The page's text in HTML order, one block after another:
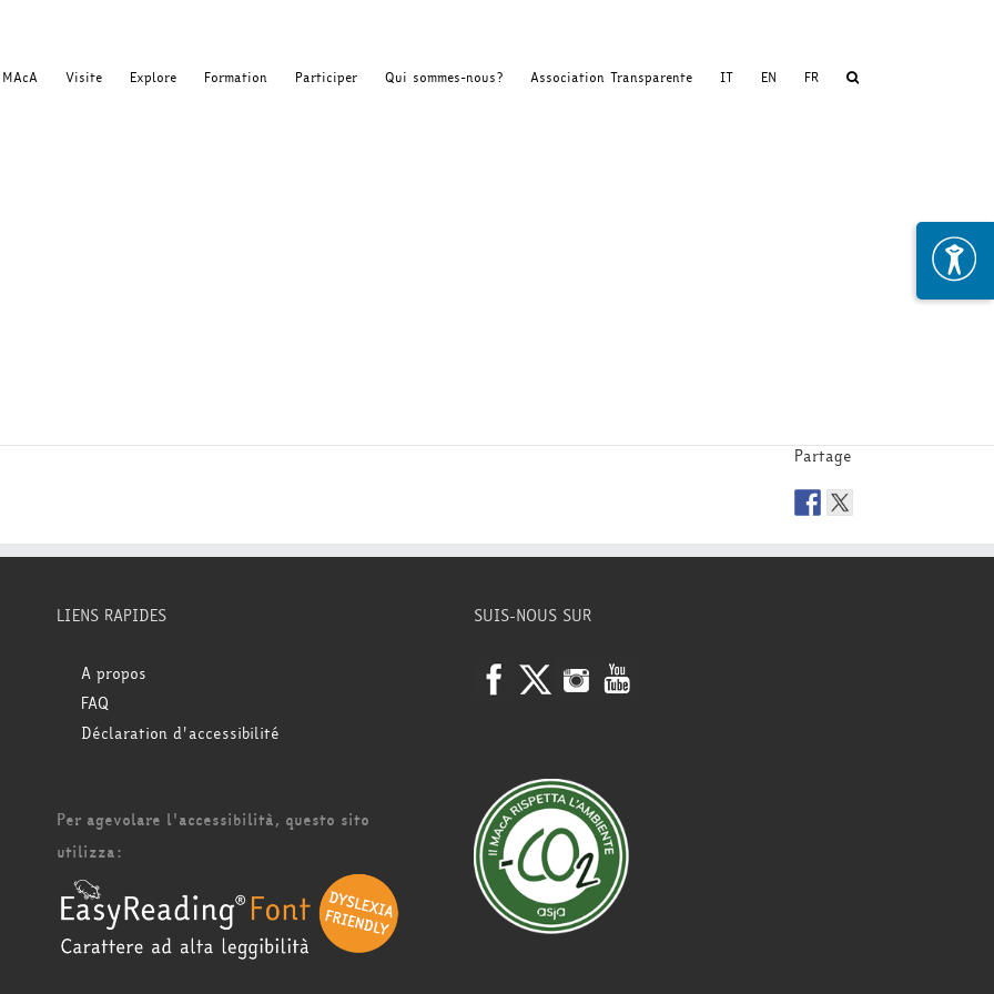
MAcA Visite Explore Formation Participer Qui sommes-nous? Association Transparente IT EN FR
Partage
LIENS RAPIDES
A propos
FAQ
Déclaration d'accessibilité
Per agevolare l'accessibilità, questo sito
utilizza:
SUIS-NOUS SUR